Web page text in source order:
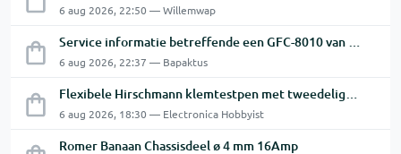
6 aug 2026, 22:50 — Willemwap
Service informatie betreffende een GFC-8010 van GW
6 aug 2026, 22:37 — Bapaktus
Flexibele Hirschmann klemtestpen met tweedelige klem.
6 aug 2026, 18:30 — Electronica Hobbyist
Romer Banaan Chassisdeel ø 4 mm 16Amp